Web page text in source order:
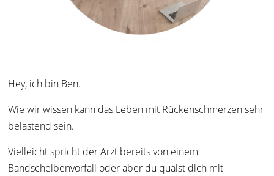
Hey, ich bin Ben.
Wie wir wissen kann das Leben mit Rückenschmerzen sehr
belastend sein.
Vielleicht spricht der Arzt bereits von einem
Bandscheibenvorfall oder aber du quälst dich mit